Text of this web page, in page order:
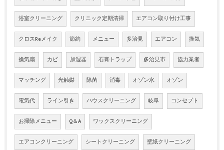
浴室クリーニング クリニック定期清掃 エアコン取り付け工事
クロスReメイク 節約 メニュー 多治見 エアコン 換気
換気扇 カビ 加湿器 石膏トラップ 多治見市 協力業者
マッチング 光触媒 除菌 消毒 オゾン水 オゾン
電気代 ライン引き ハウスクリーニング 岐阜 コンセプト
お掃除メニュー Q＆A ワックスクリーニング
エアコンクリーニング シートクリーニング 壁紙クリーニング